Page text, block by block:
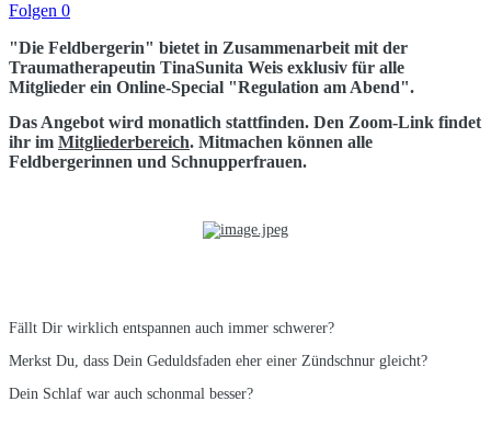
Folgen 0
"Die Feldbergerin" bietet in Zusammenarbeit mit der
Traumatherapeutin TinaSunita Weis exklusiv für alle
Mitglieder ein Online-Special "Regulation am Abend".
Das Angebot wird monatlich stattfinden. Den Zoom-Link findet
ihr im Mitgliederbereich. Mitmachen können alle
Feldbergerinnen und Schnupperfrauen.
Fällt Dir wirklich entspannen auch immer schwerer?
Merkst Du, dass Dein Geduldsfaden eher einer Zündschnur gleicht?
Dein Schlaf war auch schonmal besser?